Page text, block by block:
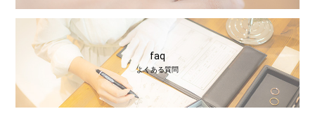
faq
よくある質問